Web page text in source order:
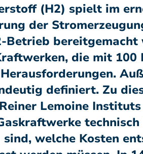
(H2) spielt im
der
Betrieb
die mit
definiert. Zu
Lemoine
welche Kosten